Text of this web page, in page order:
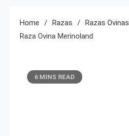
Home Razas
Razas Ovinas
Raza Ovina Merinoland
6 MINS READ